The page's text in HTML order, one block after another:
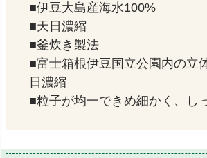
■伊豆大島産海水100%
■天日濃縮
■釜炊き製法
■富士箱根伊豆国立公園内の立
日濃縮
■粒子が均一できめ細かく、し